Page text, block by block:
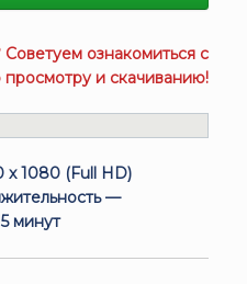
ознакомиться с
просмотру и скачиванию!
x 1080 (Full HD)
—
минут